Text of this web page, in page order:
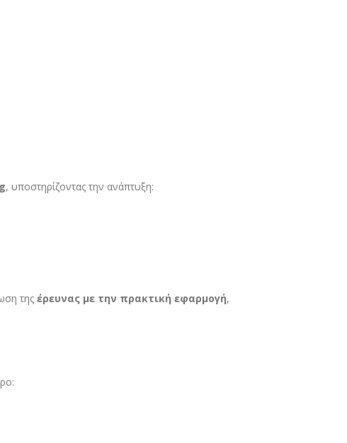
, υποστηρίζοντας την ανάπτυξη:
της έρευνας με την πρακτική εφαρμογή,